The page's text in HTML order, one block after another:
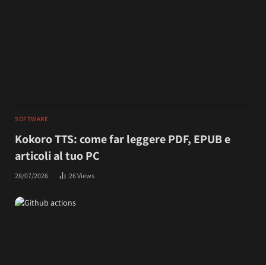
SOFTWARE
Kokoro TTS: come far leggere PDF, EPUB e
articoli al tuo PC
28/07/2026 26Views